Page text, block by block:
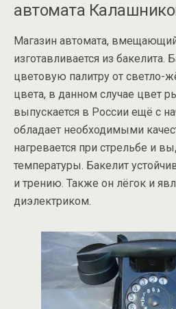
автомата
Магазин автомата,
изготавливается из бакелита.
цветовую палитру от светло-
цвета, в данном случае цвет
выпускается в России ещё с
обладает необходимыми
нагревается при стрельбе и
температуры. Бакелит
и трению. Также он лёгок и
диэлектриком.